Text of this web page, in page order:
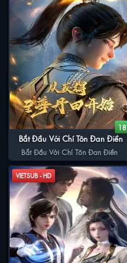
18
Bắt Đầu Với Chí Tôn Đan Điền
Bắt Đầu Với Chí Tôn Đan Điền
VIETSUB - HD